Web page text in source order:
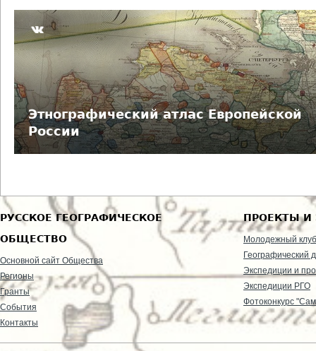
В
ы
д
е
с
Этнографический атлас Европейской
России
РУССКОЕ ГЕОГРАФИЧЕСКОЕ
ОБЩЕСТВО
Основной сайт Общества
Регионы
Гранты
События
Контакты
ПРОЕКТЫ И
Молодежный клуб
Географический
Экспедиции и
Экспедиции РГО
Фотоконкурс